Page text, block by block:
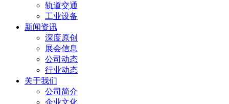
轨道交通
工业设备
新闻资讯
深度原创
展会信息
公司动态
行业动态
关于我们
公司简介
企业文化